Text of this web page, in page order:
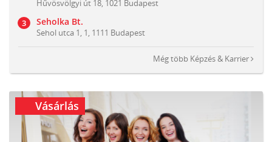
Hűvösvölgyi út 18, 1021 Budapest
Seholka Bt.
Sehol utca 1, 1, 1111 Budapest
Még több Képzés & Karrier
Vásárlás